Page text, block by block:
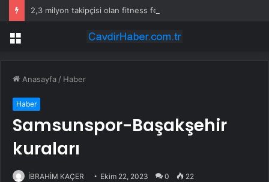
Menü
Anasayfa / Haber
Haber
Samsunspor-Başakşehir
kuraları
İBRAHİM KAÇER Ekim 22, 2023 0 22